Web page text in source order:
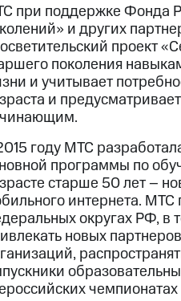
при поддержке Фонда
и других
проект
поколения
и учитывает
и
году МТС
программы по
старше 50 лет –
интернета. МТС
округах РФ, в
новых